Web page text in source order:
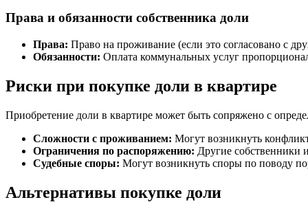
Права и обязанности собственника доли
Права: Право на проживание (если это согласовано с
Обязанности: Оплата коммунальных услуг
Риски при покупке доли в квартире
Приобретение доли в квартире может быть сопряжено с
Сложности с проживанием: Могут возникнуть
Ограничения по распоряжению: Другие собственники
Судебные споры: Могут возникнуть споры по поводу
Альтернативы покупке доли